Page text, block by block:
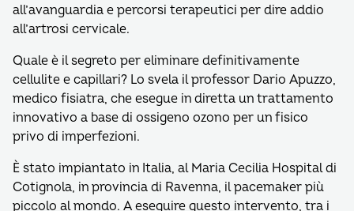
all’avanguardia e percorsi terapeutici per dire addio
all’artrosi cervicale.
Quale è il segreto per eliminare definitivamente
cellulite e capillari? Lo svela il professor Dario Apuzzo,
medico fisiatra, che esegue in diretta un trattamento
innovativo a base di ossigeno ozono per un fisico
privo di imperfezioni.
È stato impiantato in Italia, al Maria Cecilia Hospital di
Cotignola, in provincia di Ravenna, il pacemaker più
piccolo al mondo. A eseguire questo intervento, tra i